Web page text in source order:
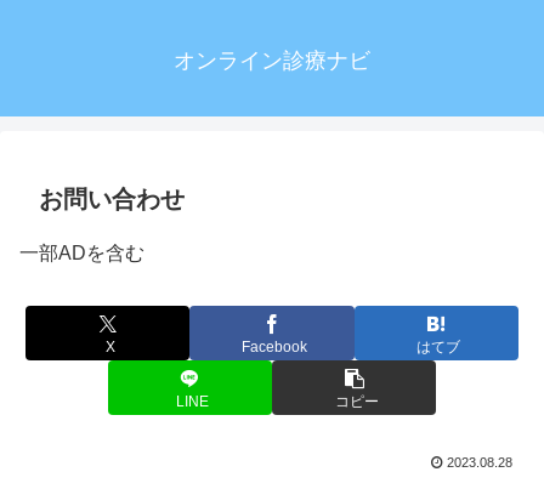
オンライン診療ナビ
お問い合わせ
一部ADを含む
X Facebook はてブ
LINE コピー
2023.08.28